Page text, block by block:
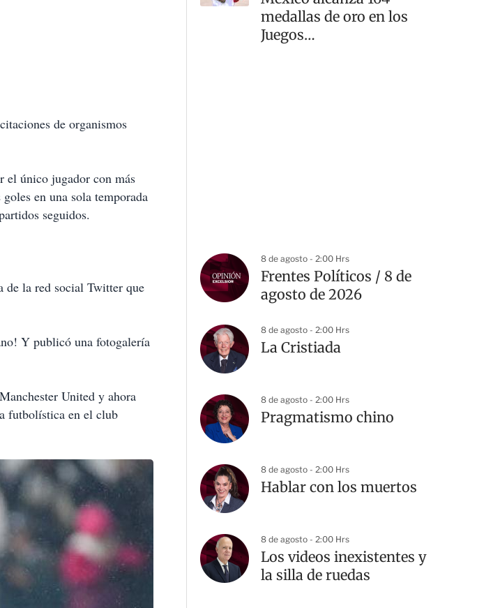
de organismos
el único jugador con más
en una sola temporada
seguidos.
la red social Twitter que
Y publicó una fotogalería
United y ahora
futbolística en el club
medallas de oro en los
Juegos
8 de agosto - 2:00 Hrs
Frentes Políticos / 8 de
agosto de 2026
8 de agosto - 2:00 Hrs
La Cristiada
8 de agosto - 2:00 Hrs
Pragmatismo chino
8 de agosto - 2:00 Hrs
Hablar con los muertos
8 de agosto - 2:00 Hrs
Los videos inexistentes y
la silla de ruedas